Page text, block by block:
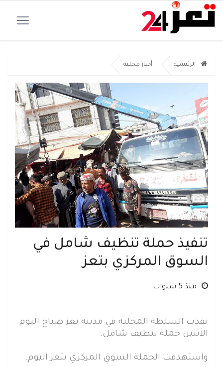
الرئيسية أخبار محلية
تنفيذ حملة تنظيف شامل في
السوق المركزي بتعز
منذ 5 سنوات
نفذت السلطة المحلية في مدينة تعز صباح اليوم
الاثنين حملة تنظيف شامل.
واستهدفت الحملة السوق المركزي بتعز اليوم.